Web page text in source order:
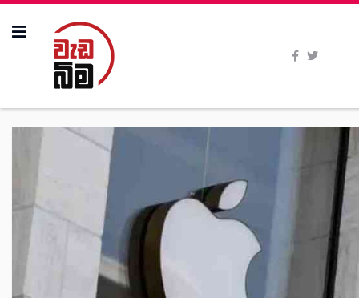
All Stories